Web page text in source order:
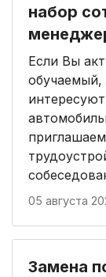
набор
Если Вы
обучаемый,
05 августа
Замена